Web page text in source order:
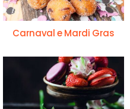
Carnaval e Mardi Gras